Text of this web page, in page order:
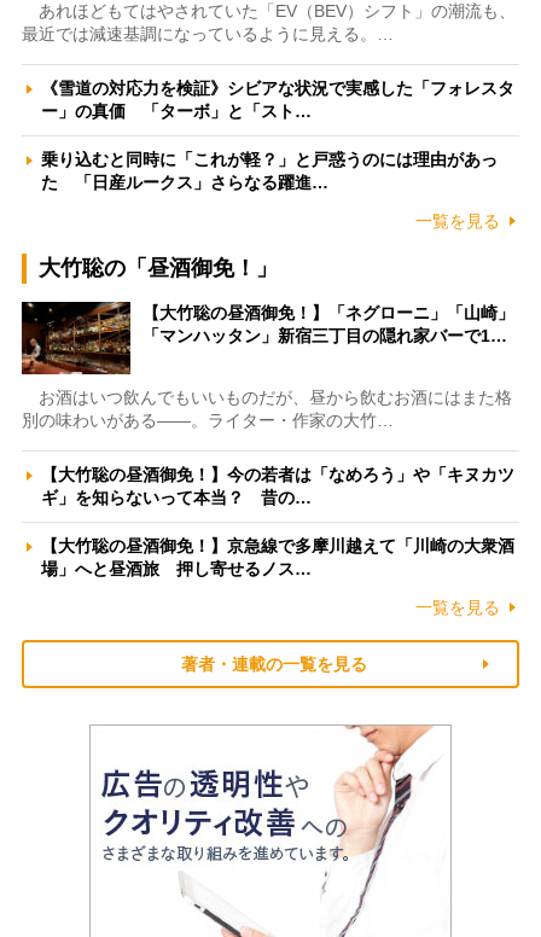
あれほどもてはやされていた「EV（BEV）シフト」の潮流も、
最近では減速基調になっているように見える。…
《雪道の対応力を検証》シビアな状況で実感した「フォレスタ
ー」の真価 「ターボ」と「スト…
乗り込むと同時に「これが軽？」と戸惑うのには理由があっ
た 「日産ルークス」さらなる躍進…
一覧を見る
大竹聡の「昼酒御免！」
【大竹聡の昼酒御免！】「ネグローニ」「山崎」
「マンハッタン」新宿三丁目の隠れ家バーで1…
お酒はいつ飲んでもいいものだが、昼から飲むお酒にはまた格
別の味わいがある――。ライター・作家の大竹…
【大竹聡の昼酒御免！】今の若者は「なめろう」や「キヌカツ
ギ」を知らないって本当？ 昔の…
【大竹聡の昼酒御免！】京急線で多摩川越えて「川崎の大衆酒
場」へと昼酒旅 押し寄せるノス…
一覧を見る
著者・連載の一覧を見る